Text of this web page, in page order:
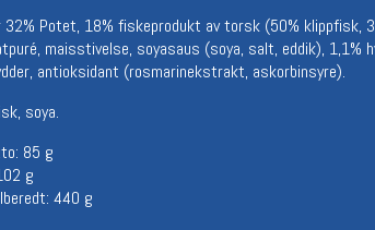
32% Potet, 18% fiskeprodukt av torsk (50% klippfisk,
maisstivelse, soyasaus (soya, salt, eddik),
antioksidant (rosmarinekstrakt, askorbinsyre).
soya.
85 g
g
440 g
oss